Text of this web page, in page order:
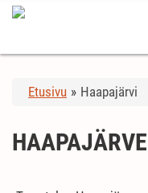
Etusivu » Haapajärvi